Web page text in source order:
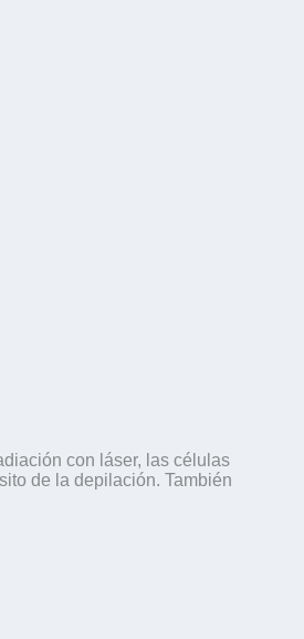
con láser, las células
de la depilación. También